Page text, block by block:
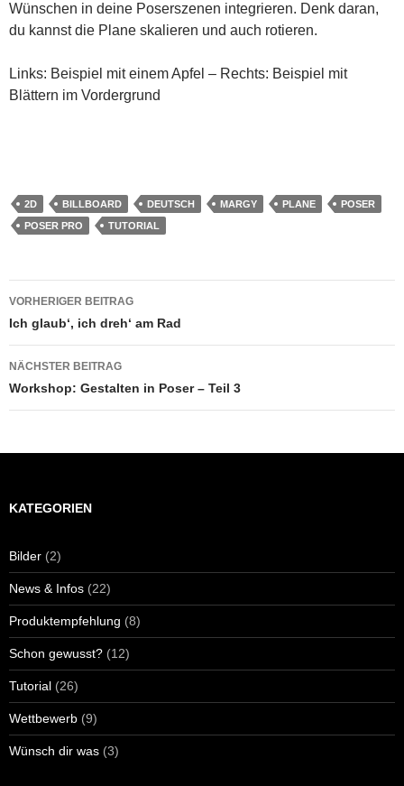
Wünschen in deine Poserszenen integrieren. Denk daran,
du kannst die Plane skalieren und auch rotieren.
Links: Beispiel mit einem Apfel – Rechts: Beispiel mit
Blättern im Vordergrund
2D BILLBOARD DEUTSCH MARGY PLANE
POSER
POSER PRO
TUTORIAL
Beitragsnavigation
VORHERIGER BEITRAG
Ich glaub‘, ich dreh‘ am Rad
NÄCHSTER BEITRAG
Workshop: Gestalten in Poser – Teil 3
KATEGORIEN
Bilder (2)
News & Infos (22)
Produktempfehlung (8)
Schon gewusst? (12)
Tutorial (26)
Wettbewerb (9)
Wünsch dir was (3)